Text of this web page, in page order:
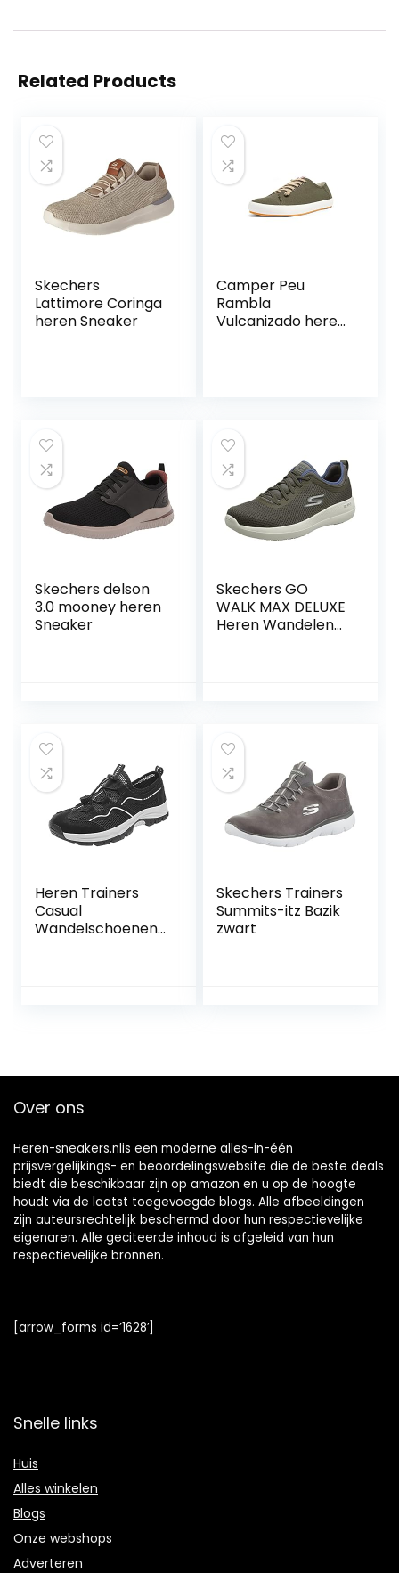
Related Products
Skechers
Lattimore Coringa
heren Sneaker
Camper Peu
Rambla
Vulcanizado heren
Skechers delson
3.0 mooney heren
Sneaker
Skechers GO
WALK MAX DELUXE
Heren Wandelen
Heren Trainers
Casual
Wandelschoenen
Heren Sneaker
Skechers Trainers
Summits-itz Bazik
zwart
Over ons
Heren-sneakers.nlis een moderne alles-in-één
prijsvergelijkings- en beoordelingswebsite die de beste deals
biedt die beschikbaar zijn op amazon en u op de hoogte
houdt via de laatst toegevoegde blogs. Alle afbeeldingen
zijn auteursrechtelijk beschermd door hun respectievelijke
eigenaren. Alle geciteerde inhoud is afgeleid van hun
respectievelijke bronnen.
[arrow_forms id=’1628′]
Snelle links
Huis
Alles winkelen
Blogs
Onze webshops
Adverteren